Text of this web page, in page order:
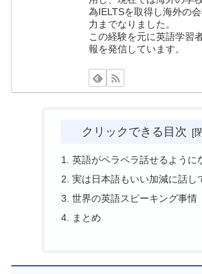
為IELTSを取得し海外の
力までなりました。
この経験を元に英語学習
報を発信しています。
クリックできる目次
英語がペラペラ話せるように
実は日本語もいい加減に話し
世界の英語スピーキング事情
まとめ